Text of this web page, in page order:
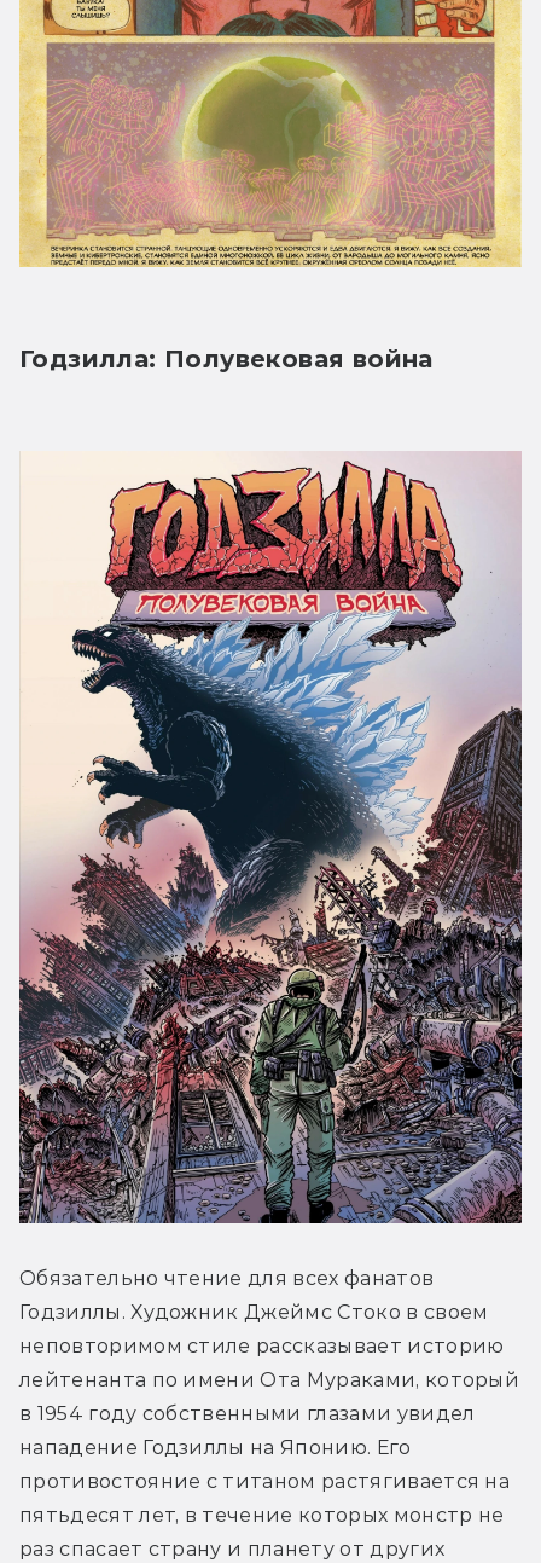
Годзилла: Полувековая война
Обязательно чтение для всех фанатов
Годзиллы. Художник Джеймс Стоко в своем
неповторимом стиле рассказывает историю
лейтенанта по имени Ота Мураками, который
в 1954 году собственными глазами увидел
нападение Годзиллы на Японию. Его
противостояние с титаном растягивается на
пятьдесят лет, в течение которых монстр не
раз спасает страну и планету от других